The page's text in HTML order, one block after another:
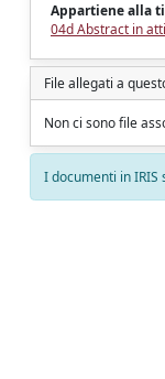
Appartiene alla
04d Abstract in
File allegati a
Non ci sono file
I documenti in